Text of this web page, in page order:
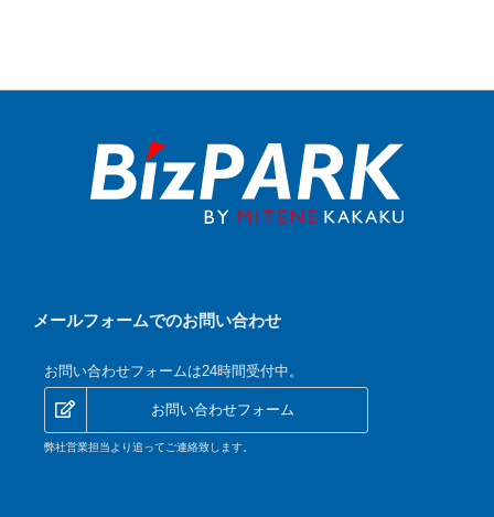
メールフォームでのお問い合わせ
お問い合わせフォームは24時間受付中。
お問い合わせフォーム
弊社営業担当より追ってご連絡致します。